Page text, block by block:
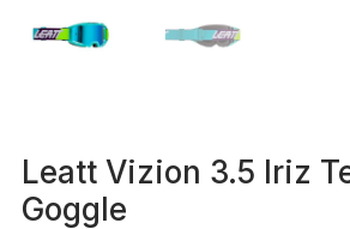
Leatt Vizion 3.5 Iriz
Goggle